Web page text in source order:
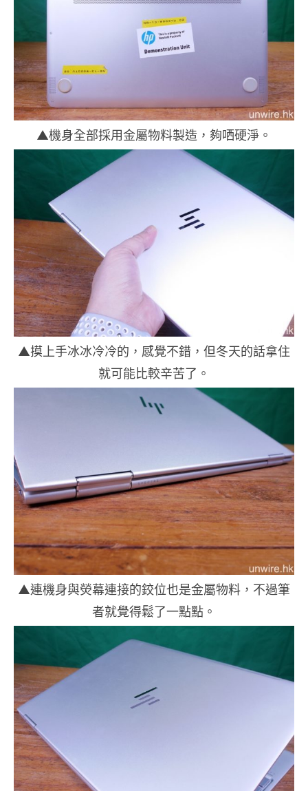
▲機身全部採用金屬物料製造，夠哂硬淨。
▲摸上手冰冰冷冷的，感覺不錯，但冬天的話拿住
就可能比較辛苦了。
▲連機身與熒幕連接的鉸位也是金屬物料，不過筆
者就覺得鬆了一點點。